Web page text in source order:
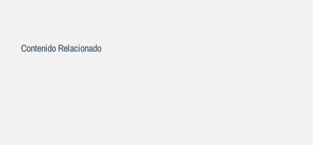
Contenido Relacionado